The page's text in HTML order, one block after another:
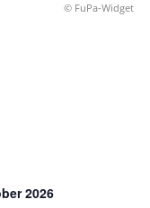
© FuPa-Widget
2026